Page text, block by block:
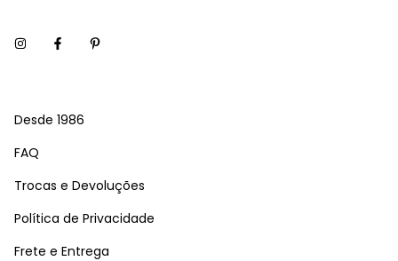
Desde 1986
FAQ
Trocas e Devoluções
Política de Privacidade
Frete e Entrega